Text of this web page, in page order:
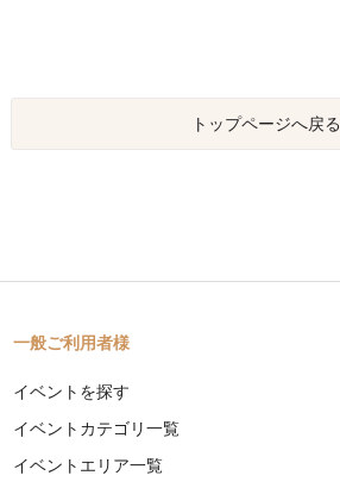
トップページへ戻る
一般ご利用者様
イベントを探す
イベントカテゴリ一覧
イベントエリア一覧